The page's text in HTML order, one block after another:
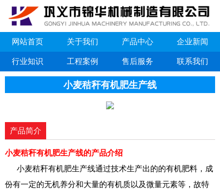
网站首页 关于我们 产品中心 企业新闻
行业知识 工程案例 售后服务 联系我们
小麦秸秆有机肥生产线
产品简介
小麦秸秆有机肥生产线的产品介绍
小麦秸秆有机肥生产线通过技术生产出的的有机肥料，成
份有一定的无机养分和大量的有机质以及微量元素等，故特